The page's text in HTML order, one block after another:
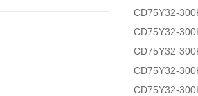
CD75Y32-
CD75Y32-
CD75Y32-
CD75Y32-
CD75Y32-